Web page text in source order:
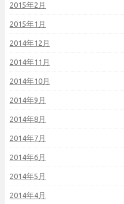
2015年2月
2015年1月
2014年12月
2014年11月
2014年10月
2014年9月
2014年8月
2014年7月
2014年6月
2014年5月
2014年4月